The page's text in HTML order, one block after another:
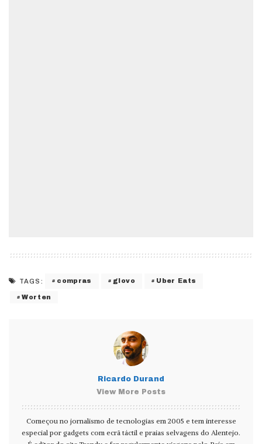
TAGS: compras glovo Uber Eats
Worten
Ricardo Durand
View More Posts
Começou no jornalismo de tecnologias em 2005 e tem interesse
especial por gadgets com ecrã táctil e praias selvagens do Alentejo.